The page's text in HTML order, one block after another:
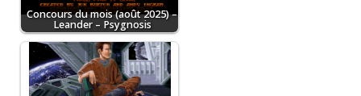
Concours du mois (août 2025) –
Leander – Psygnosis